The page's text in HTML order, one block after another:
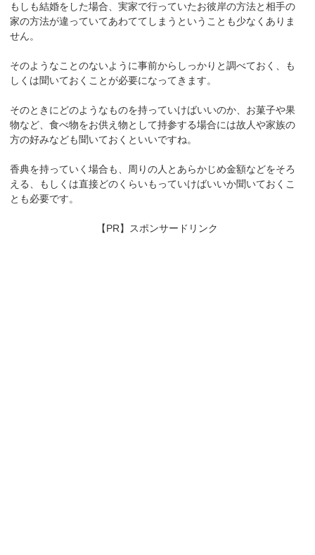
もしも結婚をした場合、実家で行っていたお彼岸の方法と相手の
家の方法が違っていてあわててしまうということも少なくありま
せん。
そのようなことのないように事前からしっかりと調べておく、も
しくは聞いておくことが必要になってきます。
そのときにどのようなものを持っていけばいいのか、お菓子や果
物など、食べ物をお供え物として持参する場合には故人や家族の
方の好みなども聞いておくといいですね。
香典を持っていく場合も、周りの人とあらかじめ金額などをそろ
える、もしくは直接どのくらいもっていけばいいか聞いておくこ
とも必要です。
【PR】スポンサードリンク